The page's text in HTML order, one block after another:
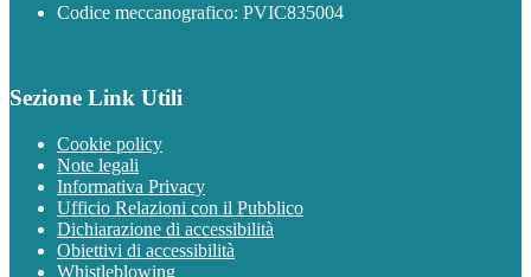
Codice meccanografico: PVIC835004
Sezione Link Utili
Cookie policy
Note legali
Informativa Privacy
Ufficio Relazioni con il Pubblico
Dichiarazione di accessibilità
Obiettivi di accessibilità
Whistleblowing